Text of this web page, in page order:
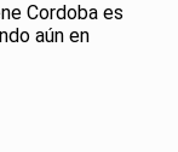
Cordoba es
aún en